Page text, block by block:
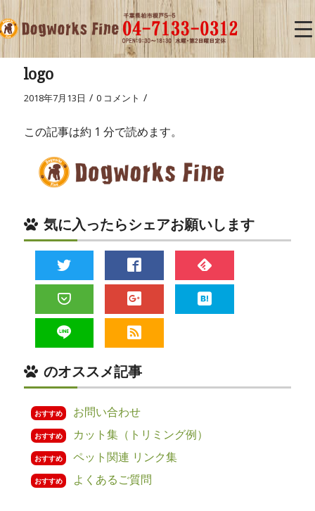
logo
2018年7月13日 / 0 コメント /
この記事は約 1 分で読めます。
気に入ったらシェアお願いします
Facebook
Google+
のオススメ記事
おすすめ お問い合わせ
おすすめ カット集（トリミング例）
おすすめ ペット関連 リンク集
おすすめ よくあるご質問